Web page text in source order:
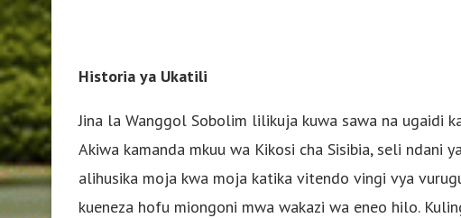
Historia ya Ukatili
Jina la Wanggol Sobolim lilikuja kuwa sawa na ugaidi
Akiwa kamanda mkuu wa Kikosi cha Sisibia, seli ndani
alihusika moja kwa moja katika vitendo vingi vya
kueneza hofu miongoni mwa wakazi wa eneo hilo.